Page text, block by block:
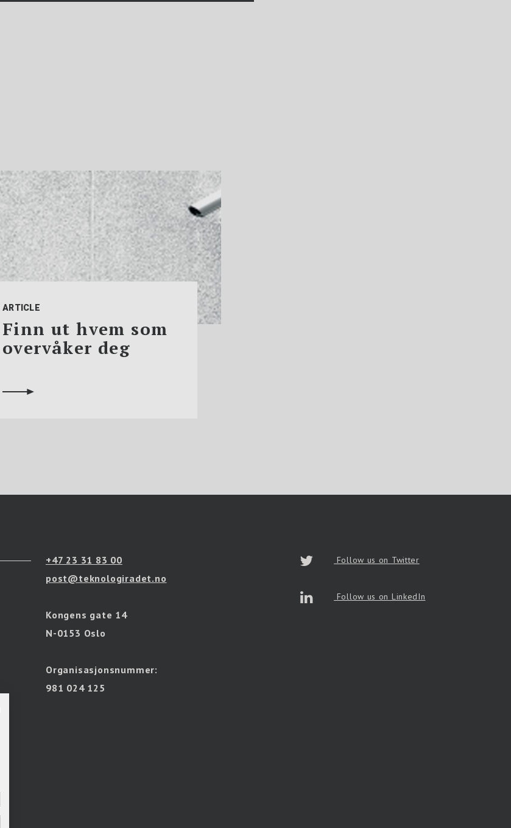
ARTICLE
Finn ut hvem som
overvåker deg
+47 23 31 83 00
post@teknologiradet.no
Kongens gate 14
N-0153 Oslo
Organisasjonsnummer:
981 024 125
Follow us on Twitter
Follow us on LinkedIn